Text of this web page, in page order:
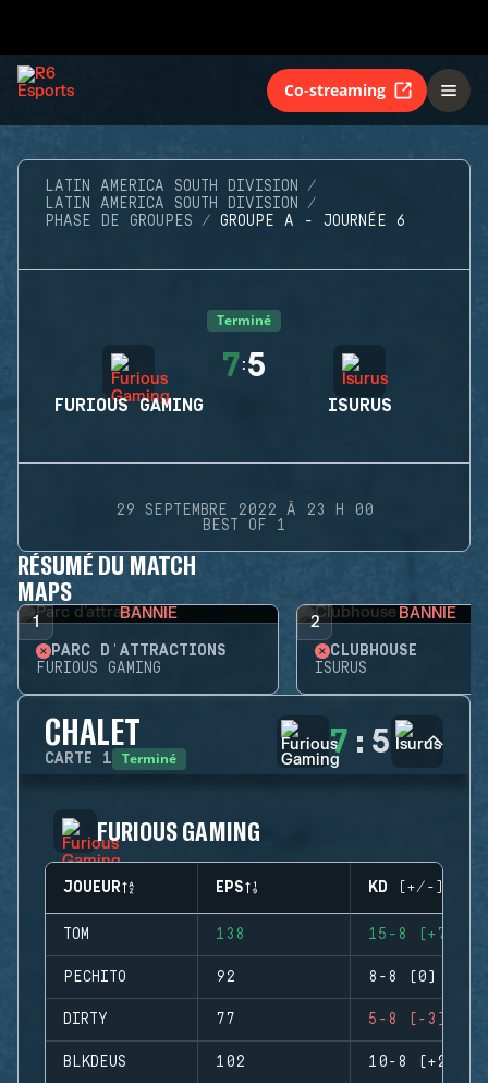
Co-streaming
LATIN AMERICA SOUTH DIVISION
LATIN AMERICA SOUTH DIVISION
PHASE DE GROUPES
GROUPE A - JOURNÉE 6
Terminé
FURIOUS GAMING
7:5
ISURUS
29 SEPTEMBRE 2022 À 23 H 00
BEST OF 1
RÉSUMÉ DU MATCH
MAPS
1 BANNIE
PARC D'ATTRACTIONS
FURIOUS GAMING
2 BANNIE
CLUBHOUSE
ISURUS
CHALET
CARTE 1 Terminé 7 : 5
FURIOUS GAMING
JOUEUR EPS KD (+/-)
TOM 138 15-8 (+7)
PECHITO 92 8-8 (0)
DIRTY 77 5-8 (-3)
BLKDEUS 102 10-8 (+2)